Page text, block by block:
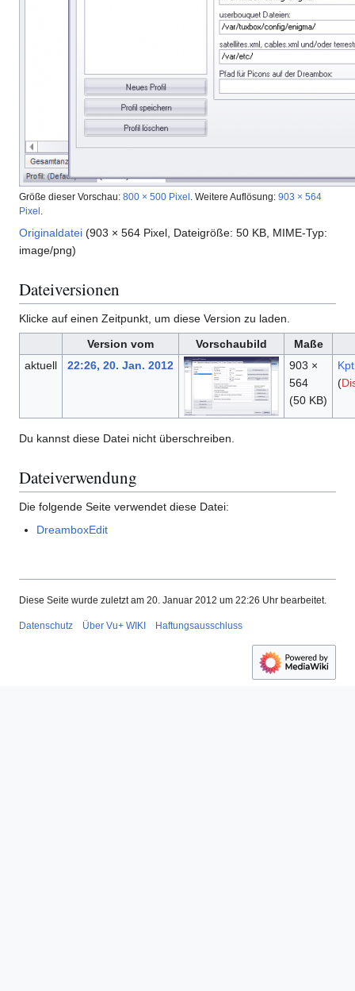
Größe dieser Vorschau: 800 × 500 Pixel Weitere Auflösung: 903 × 564
Pixel
Originaldatei (903 × 564 Pixel, Dateigröße: 50 KB, MIME-Typ:
image/png)
Dateiversionen
Klicke auf einen Zeitpunkt, um diese Version zu laden.
Version vom
Vorschaubild
Maße
aktuell
22:26, 20. Jan. 2012
903 ×
564
(50 KB)
(
Du kannst diese Datei nicht überschreiben.
Dateiverwendung
Die folgende Seite verwendet diese Datei:
DreamboxEdit
Diese Seite wurde zuletzt am 20. Januar 2012 um 22:26 Uhr bearbeitet.
Datenschutz Über Vu+ WIKI Haftungsausschluss